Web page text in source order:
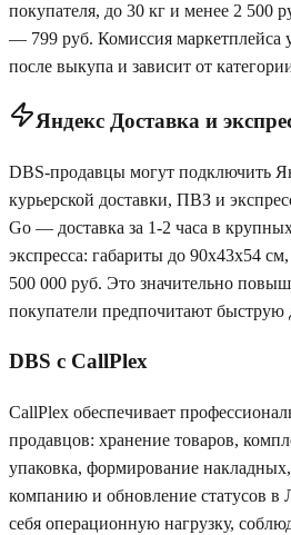
покупателя, до 30 кг и менее 2 500
— 799 руб. Комиссия маркетплейса
после выкупа и зависит от
Яндекс Доставка и
DBS-продавцы могут подключить
курьерской доставки, ПВЗ и
Go — доставка за 1-2 часа в
экспресса: габариты до 90x43x54
500 000 руб. Это значительно
покупатели предпочитают быструю
DBS с CallPlex
CallPlex обеспечивает
продавцов: хранение товаров,
упаковка, формирование
компанию и обновление статусов
себя операционную нагрузку,